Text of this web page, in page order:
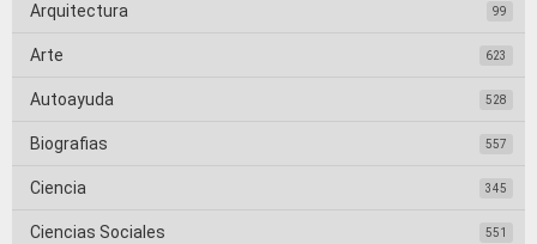
Arquitectura 99
Arte 623
Autoayuda 528
Biografias 557
Ciencia 345
Ciencias Sociales 551